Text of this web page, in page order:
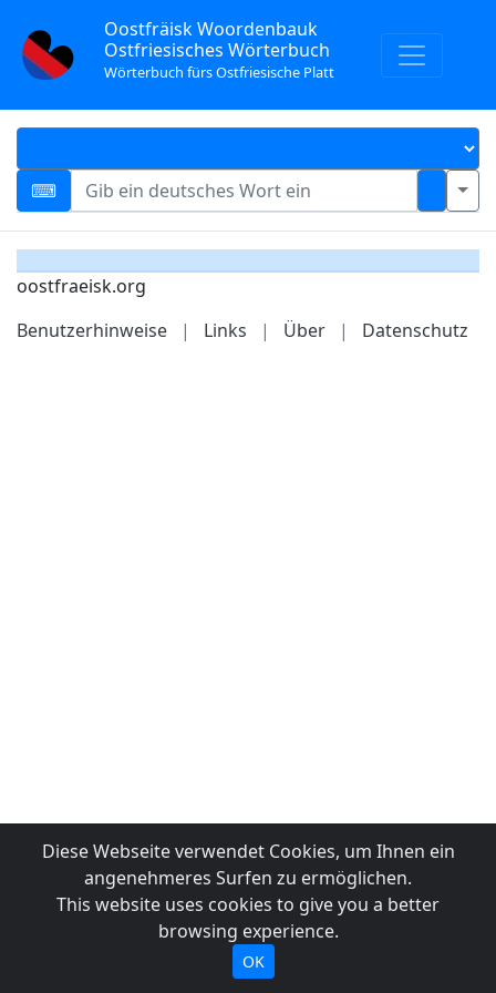
Oostfräisk Woordenbauk
Ostfriesisches Wörterbuch
Wörterbuch fürs Ostfriesische Platt
oostfraeisk.org
Benutzerhinweise
| Links | Über | Datenschutz
Diese Webseite verwendet Cookies, um Ihnen ein
angenehmeres Surfen zu ermöglichen.
This website uses cookies to give you a better
browsing experience.
OK